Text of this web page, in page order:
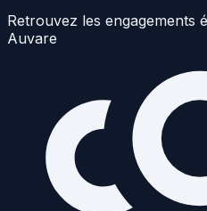
Retrouvez les engagements
Auvare